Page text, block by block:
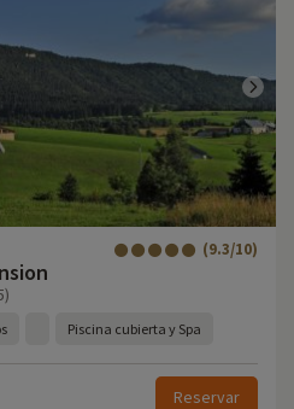
(9.3/10)
Piscina cubierta y Spa
Reservar